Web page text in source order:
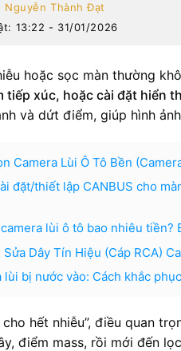
Nguyễn Thành Đạt
13:22 - 31/01/2026
hoặc sọc màn thường
tiếp xúc, hoặc cài đặt hiển
và dứt điểm, giúp hình
Camera Lùi Ô Tô Bền
đặt/thiết lập CANBUS cho
lùi ô tô bao nhiêu tiền?
Sửa Dây Tín Hiệu (Cáp RCA)
lùi bị nước vào: Cách khắc
hết nhiễu”, điều quan
điểm mass, rồi mới đến